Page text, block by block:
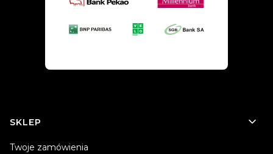
Linki w stopce
SKLEP
Twoje zamówienia